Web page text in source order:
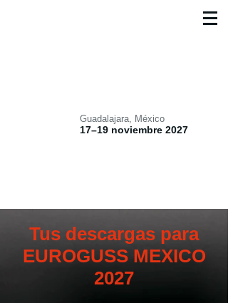
Guadalajara, México
17–19 noviembre 2027
Tus descargas para
EUROGUSS MEXICO
2027